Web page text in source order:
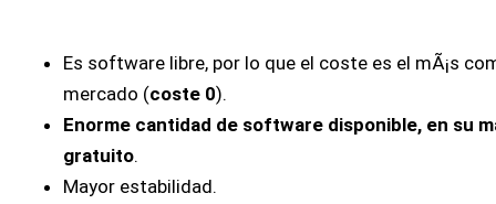
Es software libre, por lo que el coste es el mÃ¡s
mercado (coste 0).
Enorme cantidad de software disponible, en su
gratuito.
Mayor estabilidad.